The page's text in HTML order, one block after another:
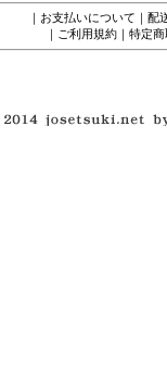
｜ お支払いについて ｜ 配
｜ ご利用規約 ｜ 特定